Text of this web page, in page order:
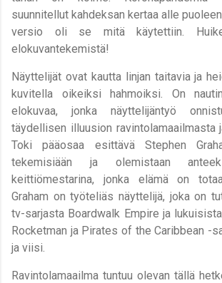
suunnitellut kahdeksan kertaa alle
versio oli se mitä käytettiin.
elokuvantekemistä!
Näyttelijät ovat kautta linjan taitavia ja
kuvitella oikeiksi hahmoiksi. On
elokuvaa, jonka näyttelijäntyö
täydellisen illuusion ravintolamaailmasta
Toki pääosaa esittävä Stephen
tekemisiään ja olemistaan
keittiömestarina, jonka elämä on
Graham on työteliäs näyttelijä, joka on
tv-sarjasta Boardwalk Empire ja
Rocketman ja Pirates of the Caribbean -
ja viisi.
Ravintolamaailma tuntuu olevan tällä